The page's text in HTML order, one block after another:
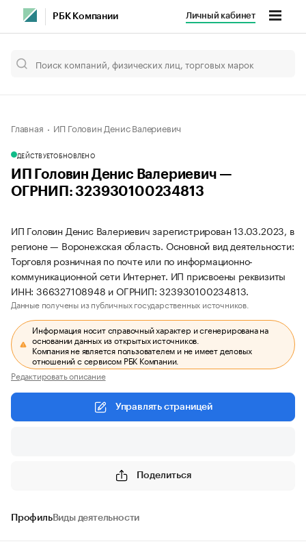
РБК Компании Личный кабинет
Главная ИП Головин Денис Валериевич
ДЕЙСТВУЕТОБНОВЛЕНО
ИП Головин Денис Валериевич —
ОГРНИП: 323930100234813
ИП Головин Денис Валериевич зарегистрирован 13.03.2023, в
регионе — Воронежская область. Основной вид деятельности:
Торговля розничная по почте или по информационно-
коммуникационной сети Интернет. ИП присвоены реквизиты
ИНН: 366327108948 и ОГРНИП: 323930100234813.
Данные получены из публичных государственных источников.
Информация носит справочный характер и сгенерирована на
основании данных из открытых источников.
Компания не является пользователем и не имеет деловых
отношений с сервисом РБК Компании.
Редактировать описание
Управлять страницей
Поделиться
ПрофильВиды деятельности